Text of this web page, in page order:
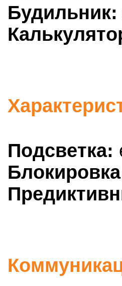
Будильник:
Подсветка: